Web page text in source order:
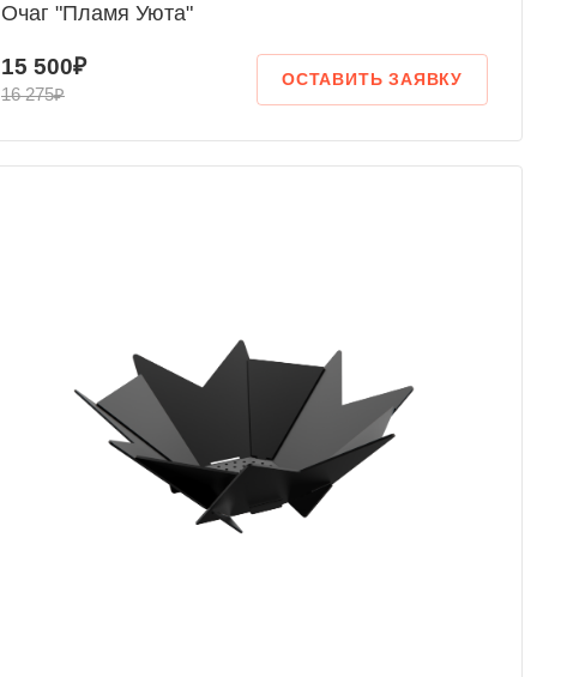
Очаг "Пламя Уюта"
15 500₽
16 275₽
ОСТАВИТЬ ЗАЯВКУ